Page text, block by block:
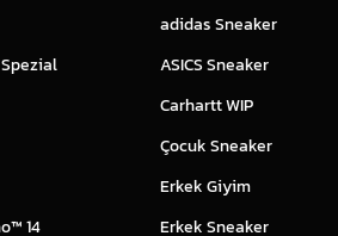
14
adidas Sneaker
ASICS Sneaker
Carhartt WIP
Çocuk Sneaker
Erkek Giyim
Erkek Sneaker